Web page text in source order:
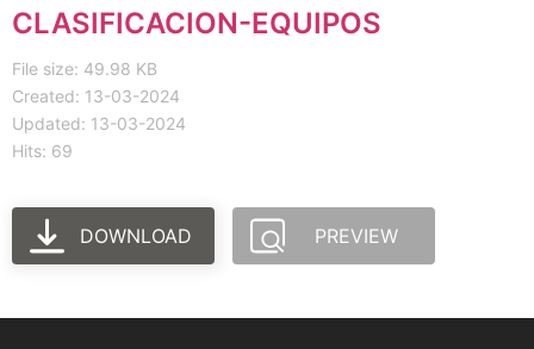
CLASIFICACION-EQUIPOS
File size: 49.98 KB
Created: 13-03-2024
Updated: 13-03-2024
Hits: 69
DOWNLOAD PREVIEW